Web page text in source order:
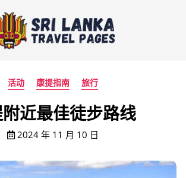
活动 康提指南 旅行
近最佳徒步路线
2024 年 11 月 10 日